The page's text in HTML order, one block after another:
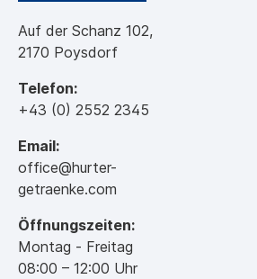
Auf der Schanz 102,
2170 Poysdorf
Telefon:
+43 (0) 2552 2345
Email:
office@hurter-
getraenke.com
Öffnungszeiten:
Montag - Freitag
08:00 – 12:00 Uhr